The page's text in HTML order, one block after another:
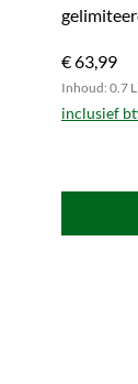
€ 63,99
Inhoud: 0.7
inclusief